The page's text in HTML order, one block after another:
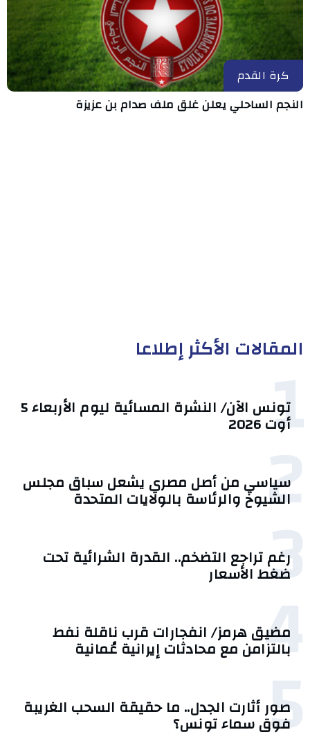
كرة القدم
النجم الساحلي يعلن غلق ملف صدام بن عزيزة
المقالات الأكثر إطلاعا
1 تونس الآن/ النشرة المسائية ليوم الأربعاء 5
أوت 2026
2
سياسي من أصل مصري يشعل سباق مجلس
الشيوخ والرئاسة بالولايات المتحدة
3
رغم تراجع التضخم.. القدرة الشرائية تحت
ضغط الأسعار
4
مضيق هرمز/ انفجارات قرب ناقلة نفط
بالتزامن مع محادثات إيرانية عُمانية
5
صور أثارت الجدل.. ما حقيقة السحب الغريبة
فوق سماء تونس؟